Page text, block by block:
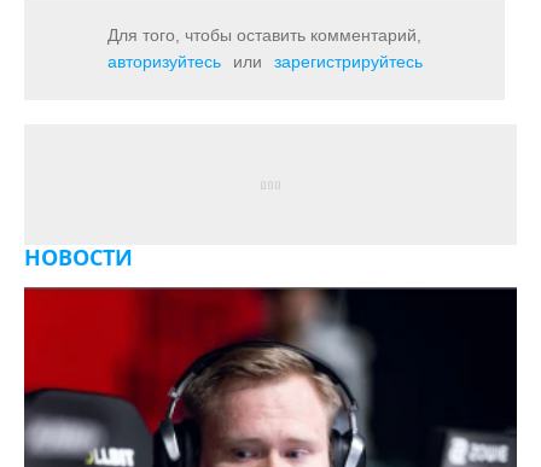
Для того, чтобы оставить комментарий,
авторизуйтесь
или зарегистрируйтесь
НОВОСТИ